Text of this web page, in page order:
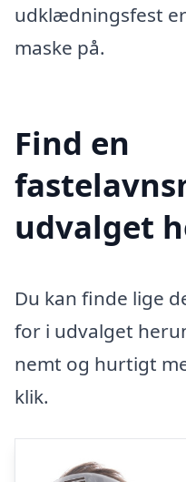
udklædningsfest
maske på.
Find en
udvalget
Du kan finde lige
for i udvalget
nemt og hurtigt
klik.